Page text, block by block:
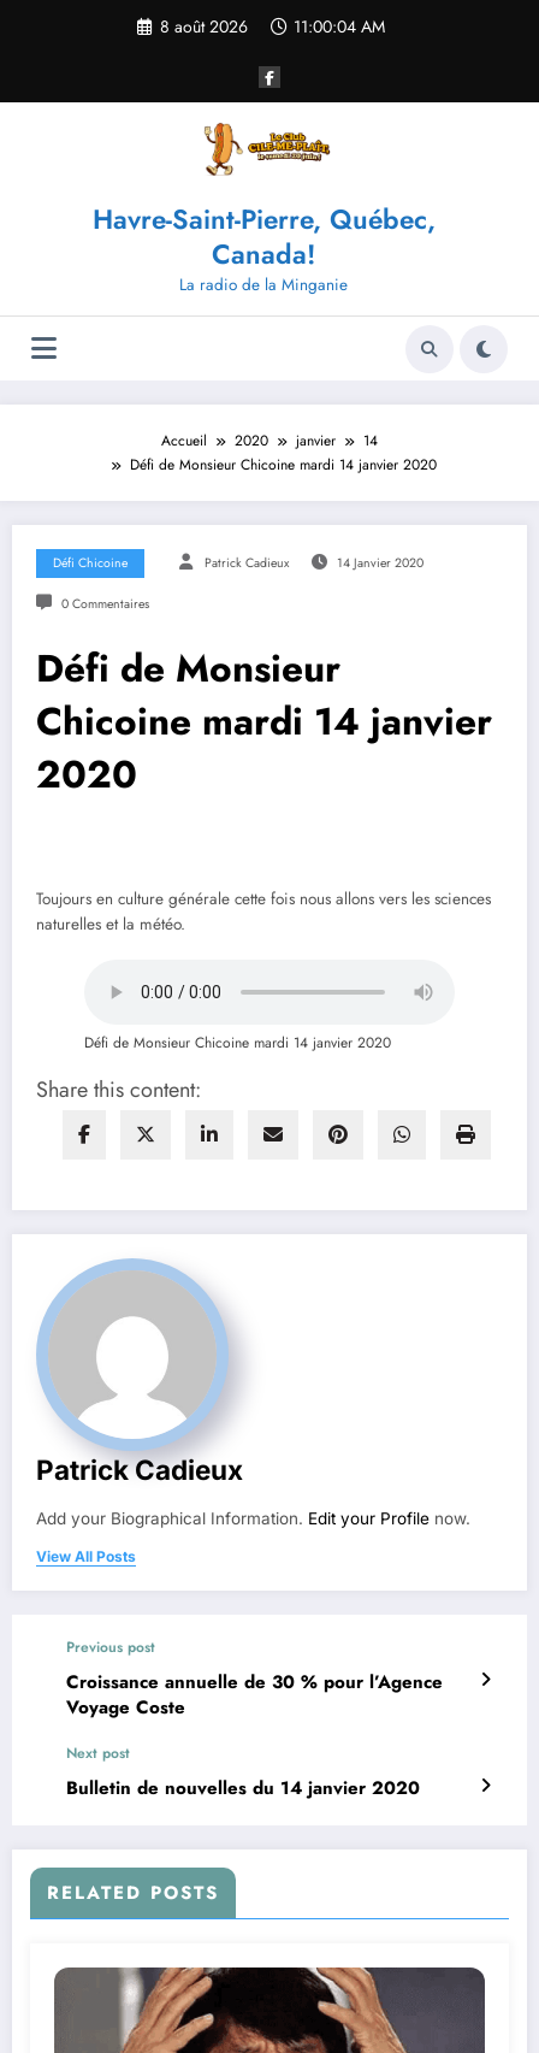
8 août 2026 11:00:04 AM
Havre-Saint-Pierre, Québec,
Canada!
La radio de la Minganie
Accueil 2020 janvier
14
Défi de Monsieur Chicoine mardi 14 janvier 2020
Défi Chicoine Patrick Cadieux 14 Janvier 2020
0 Commentaires
Défi de Monsieur
Chicoine mardi 14 janvier
2020
Toujours en culture générale cette fois nous allons vers les sciences
naturelles et la météo.
Défi de Monsieur Chicoine mardi 14 janvier 2020
Share this content:
Patrick Cadieux
Add your Biographical Information. Edit your Profile now.
View All Posts
Previous post
Croissance annuelle de 30 % pour l’Agence
Voyage Coste
Next post
Bulletin de nouvelles du 14 janvier 2020
RELATED POSTS